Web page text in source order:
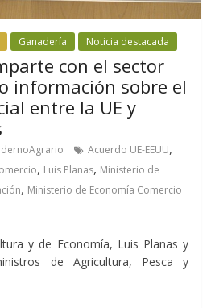
Ganadería Noticia destacada
con el sector
información sobre el
entre la UE y
Acuerdo UE-EEUU,
, Luis Planas, Ministerio de
, Ministerio de Economía Comercio
y de Economía, Luis Planas y
de Agricultura, Pesca y